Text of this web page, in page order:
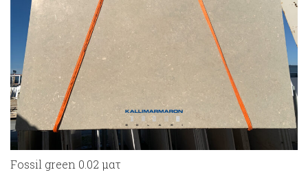
Fossil green 0.02 ματ